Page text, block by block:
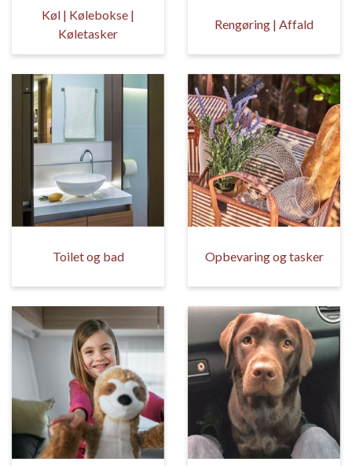
Køl | Kølebokse |
Køletasker
Rengøring | Affald
Toilet og bad Opbevaring og tasker